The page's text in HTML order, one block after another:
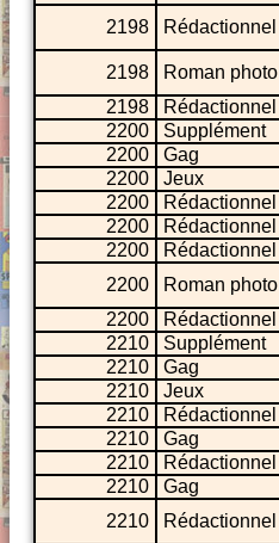
2198 Rédactionnel
2198 Roman photo
2198
Rédactionnel
2200
Supplément
2200
Gag
2200
Jeux
2200
Rédactionnel
2200
Rédactionnel
2200
Rédactionnel
2200
Roman photo
2200
Rédactionnel
2210
Supplément
2210
Gag
2210
Jeux
2210
Rédactionnel
2210
Gag
2210
Rédactionnel
2210
Gag
2210
Rédactionnel